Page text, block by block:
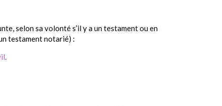
selon sa volonté s’il y a un testament ou en
testament notarié) :
.